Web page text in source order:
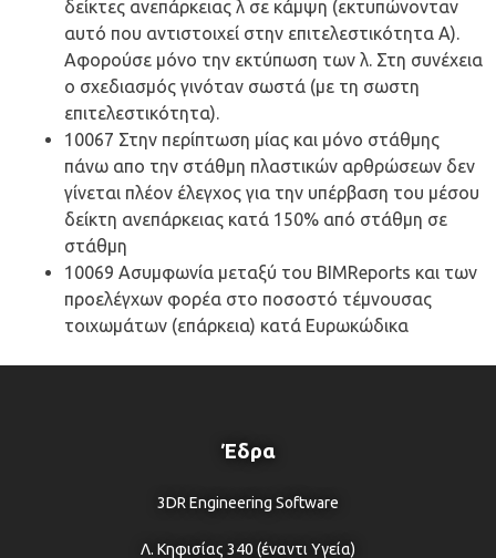
δείκτες ανεπάρκειας λ σε κάμψη (εκτυπώνονταν
αυτό που αντιστοιχεί στην επιτελεστικότητα Α).
Αφορούσε μόνο την εκτύπωση των λ. Στη συνέχεια
ο σχεδιασμός γινόταν σωστά (με τη σωστη
επιτελεστικότητα).
10067 Στην περίπτωση μίας και μόνο στάθμης
πάνω απο την στάθμη πλαστικών αρθρώσεων δεν
γίνεται πλέον έλεγχος για την υπέρβαση του μέσου
δείκτη ανεπάρκειας κατά 150% από στάθμη σε
στάθμη
10069 Ασυμφωνία μεταξύ του BIMReports και των
προελέγχων φορέα στο ποσοστό τέμνουσας
τοιχωμάτων (επάρκεια) κατά Ευρωκώδικα
Έδρα
3DR Engineering Software
Λ. Κηφισίας 340 (έναντι Υγεία)